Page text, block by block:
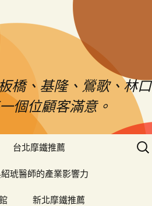
橋、基隆、鶯歌、林口
個位顧客滿意。
台北摩鐵推薦
琥醫師的產業影響力
新北摩鐵推薦
搜
尋